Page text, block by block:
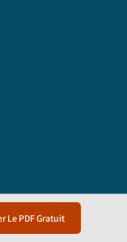
Le PDF Gratuit
Street,